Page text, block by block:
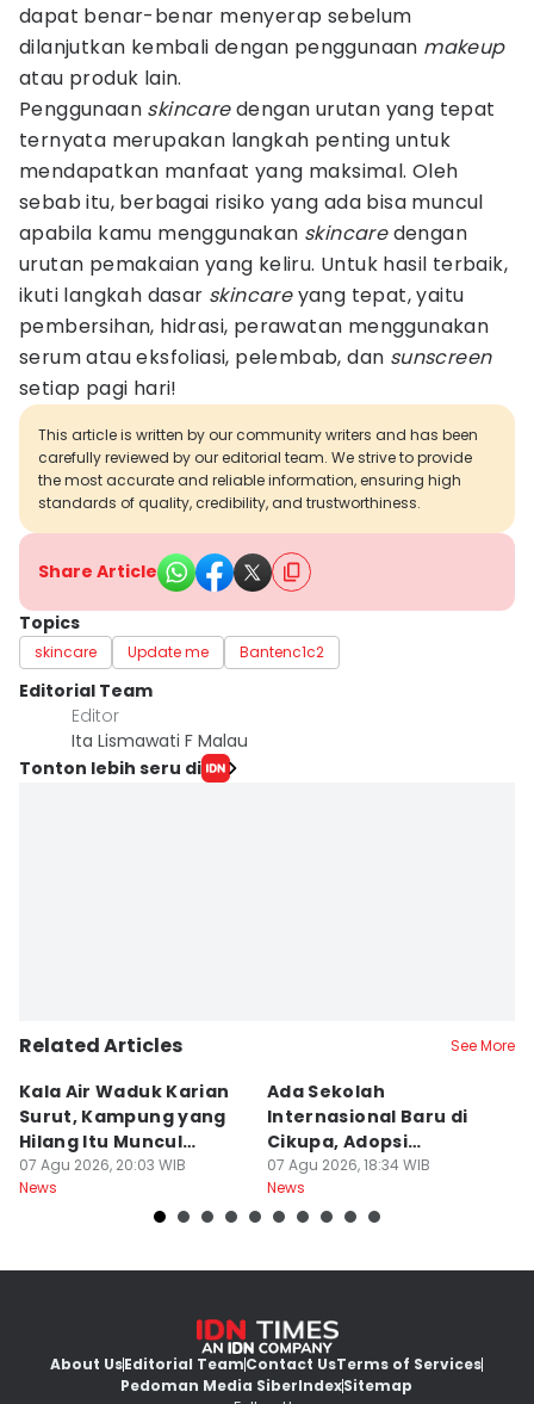
dapat benar-benar menyerap sebelum
dilanjutkan kembali dengan penggunaan makeup
atau produk lain.
Penggunaan skincaredengan urutan yang tepat
ternyata merupakan langkah penting untuk
mendapatkan manfaat yang maksimal. Oleh
sebab itu, berbagai risiko yang ada bisa muncul
apabila kamu menggunakan skincaredengan
urutan pemakaian yang keliru. Untuk hasil terbaik,
ikuti langkah dasar skincareyang tepat, yaitu
pembersihan, hidrasi, perawatan menggunakan
serum atau eksfoliasi, pelembab, dan sunscreen
setiap pagi hari!
This article is written by our community writers and has been
carefully reviewed by our editorial team. We strive to provide
the most accurate and reliable information, ensuring high
standards of quality, credibility, and trustworthiness.
Share Article
Topics
skincare Update me Bantenc1c2
Editorial Team
Editor
Ita Lismawati F Malau
Tonton lebih seru di
Related Articles See More
Kala Air Waduk Karian
Surut, Kampung yang
Hilang Itu Muncul
Kembali
07 Agu 2026, 20:03 WIB
News
Ada Sekolah
Internasional Baru di
Cikupa, Adopsi
Kurikulum Singapura
07 Agu 2026, 18:34 WIB
News
About UsEditorial TeamContact UsTerms of Services
Pedoman Media SiberIndexSitemap